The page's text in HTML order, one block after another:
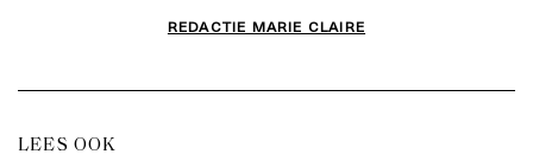
REDACTIE MARIE CLAIRE
LEES OOK